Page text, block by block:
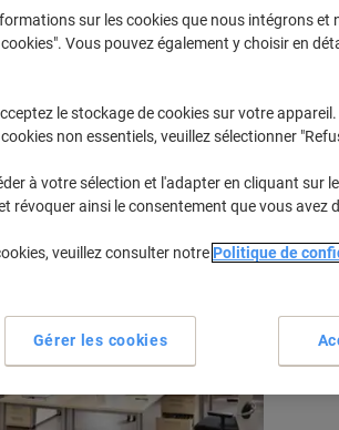
sur les cookies que nous intégrons et
Vous pouvez également y choisir en
le stockage de cookies sur votre appareil.
non essentiels, veuillez sélectionner
à votre sélection et l'adapter en cliquant sur le
révoquer ainsi le consentement que vous avez
veuillez consulter notre Politique de
Gérer les cookies